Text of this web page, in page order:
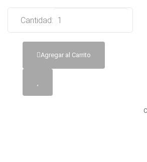
Cantidad:
Agregar al Carrito